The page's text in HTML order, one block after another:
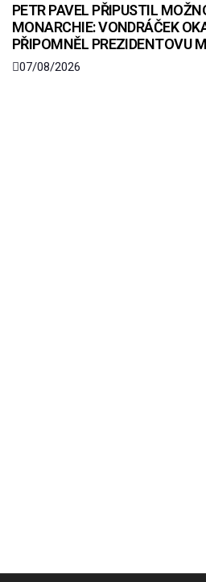
PETR PAVEL PŘIPUSTIL
MONARCHIE: VONDRÁČEK
PŘIPOMNĚL PREZIDENTOVU
07/08/2026